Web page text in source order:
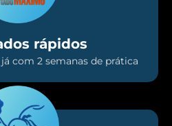
rápidos
com 2 semanas de prática